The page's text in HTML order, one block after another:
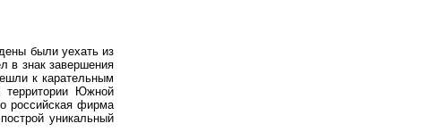
были уехать из
в знак завершения
к карательным
Южной
российская фирма
уникальный